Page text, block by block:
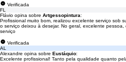
Verificada
FL
Flávio opina sobre Artgessopintura:
Profissional muito bom, realizou excelente serviço sob
o serviço deixou à desejar. No geral, excelente
serviço
Verificada
AL
Alexandre opina sobre Eustáquio:
Excelente profissional! Tanto pela qualidade quanto